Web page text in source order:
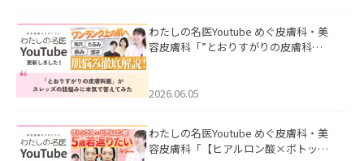
わたしの名医Youtube めぐ皮膚科・美
容皮膚科「”とおりすがりの皮膚科
2026.06.05
わたしの名医Youtube めぐ皮膚科・美
容皮膚科「【ヒアルロン酸×ボトック